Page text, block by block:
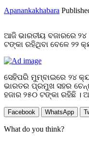
Apanankakhabara
ଆଜି ଭାରତୀୟ ବଜାରରେ ୨୪
ଟଙ୍କା ରହିଥିବା ବେଳେ ୨୨
ସେହିପରି ମୁମ୍ବାଇରେ ୨୪
ଭାରତର ପ୍ରମୁଖ ସହର
ହଜାର ୨୫୦ ଟଙ୍କା ରହିଛି ।
Facebook WhatsApp
What do you think?